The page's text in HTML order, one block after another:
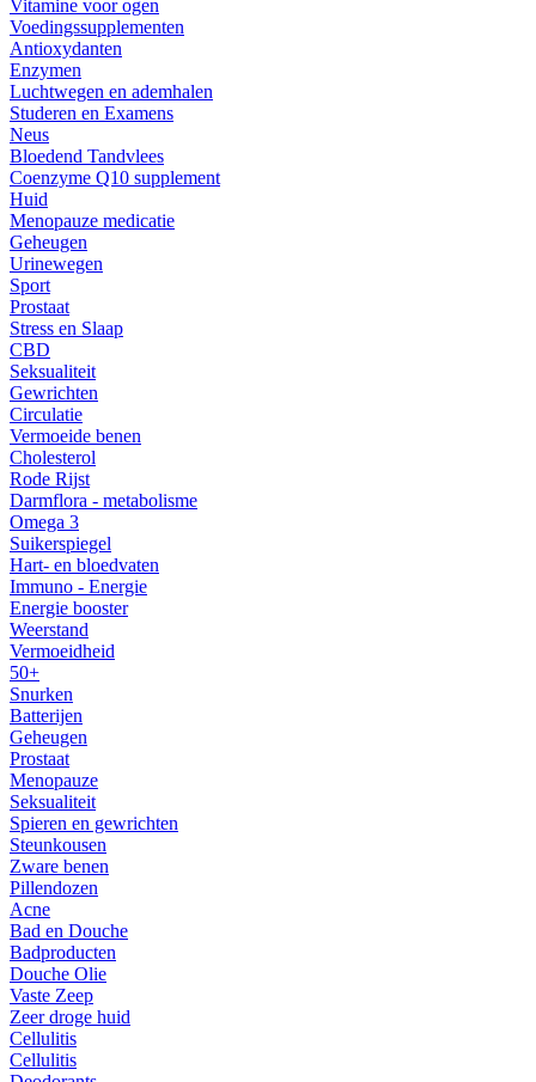
Vitamine voor ogen
Voedingssupplementen
Antioxydanten
Enzymen
Luchtwegen en ademhalen
Studeren en Examens
Neus
Bloedend Tandvlees
Coenzyme Q10 supplement
Huid
Menopauze medicatie
Geheugen
Urinewegen
Sport
Prostaat
Stress en Slaap
CBD
Seksualiteit
Gewrichten
Circulatie
Vermoeide benen
Cholesterol
Rode Rijst
Darmflora - metabolisme
Omega 3
Suikerspiegel
Hart- en bloedvaten
Immuno - Energie
Energie booster
Weerstand
Vermoeidheid
50+
Snurken
Batterijen
Geheugen
Prostaat
Menopauze
Seksualiteit
Spieren en gewrichten
Steunkousen
Zware benen
Pillendozen
Acne
Bad en Douche
Badproducten
Douche Olie
Vaste Zeep
Zeer droge huid
Cellulitis
Cellulitis